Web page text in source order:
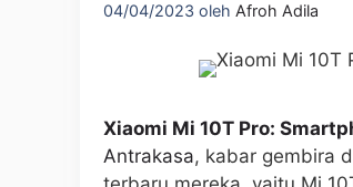
04/04/2023 oleh Afroh Adila
Xiaomi Mi 10T Pro:
Antrakasa, kabar gembira